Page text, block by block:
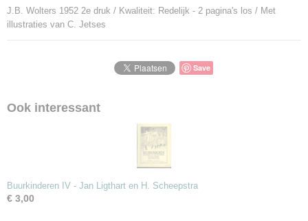
Bruto gewicht
100,00 g
J.B. Wolters 1952 2e druk / Kwaliteit: Redelijk - 2 pagina's los / Met
illustraties van C. Jetses
Save
Ook interessant
Buurkinderen IV - Jan Ligthart en H. Scheepstra
€ 3,00